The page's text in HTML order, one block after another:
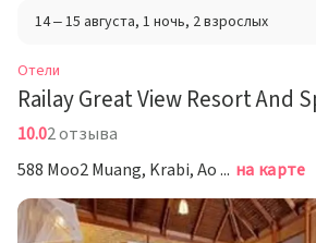
14 – 15 августа, 1 ночь, 2 взрослых
Отели
Railay Great View Resort And
10.02 отзыва
588 Moo2 Muang, Krabi, Ао Нанг на карте